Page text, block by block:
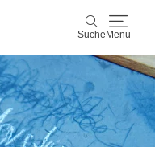
Suche Menu
Suche